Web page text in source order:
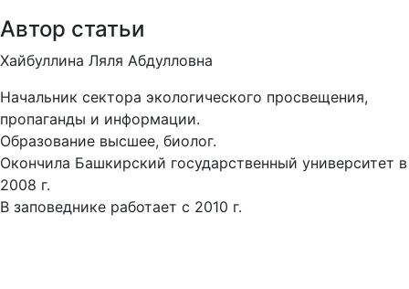
Автор статьи
Хайбуллина Ляля Абдулловна
Начальник сектора экологического просвещения,
пропаганды и информации.
Образование высшее, биолог.
Окончила Башкирский государственный университет в
2008 г.
В заповеднике работает с 2010 г.